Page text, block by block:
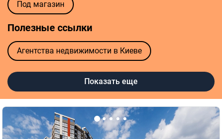
Под магазин
Полезные ссылки
Агентства недвижимости в Киеве
Показать еще